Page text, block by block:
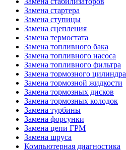
Замена стартера
Замена ступицы
Замена сцепления
Замена термостата
Замена топливного бака
Замена топливного насоса
Замена топливного фильтра
Замена тормозного цилиндра
Замена тормозной жидкости
Замена тормозных дисков
Замена тормозных колодок
Замена турбины
Замена форсунки
Замена цепи ГРМ
Замена шруса
Компьютерная диагностика